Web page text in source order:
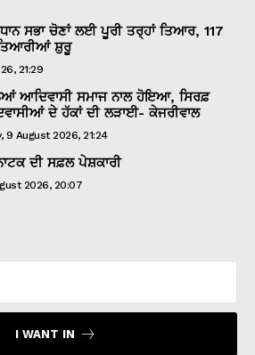
ਸਭਾ ਚੋਣਾਂ ਲਈ ਪੂਰੀ ਤਰ੍ਹਾਂ ਤਿਆਰ, 117
ਸ਼ੁਰੂ
21:29
ਆਦਿਵਾਸੀ ਸਮਾਜ ਨਾਲ ਹੋਇਆ, ਸਿਰਫ਼
ਦੇ ਹੱਕਾਂ ਦੀ ਲੜਾਈ- ਕੇਜਰੀਵਾਲ
9 August 2026, 21:24
ਦੀ ਸਫ਼ਲ ਪੇਸ਼ਕਾਰੀ
2026, 20:07
I WANT IN